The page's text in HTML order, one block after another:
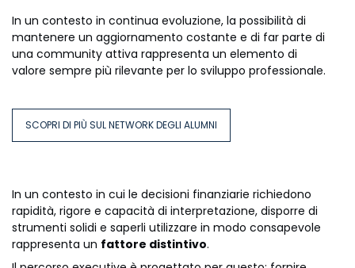
In un contesto in continua evoluzione, la possibilità di
mantenere un aggiornamento costante e di far parte di
una community attiva rappresenta un elemento di
valore sempre più rilevante per lo sviluppo professionale.
SCOPRI DI PIÙ SUL NETWORK DEGLI ALUMNI
In un contesto in cui le decisioni finanziarie richiedono
rapidità, rigore e capacità di interpretazione, disporre di
strumenti solidi e saperli utilizzare in modo consapevole
rappresenta un fattore distintivo.